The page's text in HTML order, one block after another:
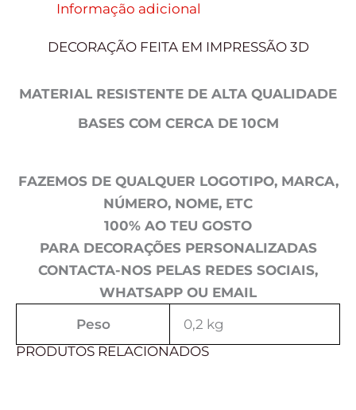
Informação adicional
DECORAÇÃO FEITA EM IMPRESSÃO 3D
MATERIAL RESISTENTE DE ALTA QUALIDADE
BASES COM CERCA DE 10CM
FAZEMOS DE QUALQUER LOGOTIPO, MARCA,
NÚMERO, NOME, ETC
100% AO TEU GOSTO
PARA DECORAÇÕES PERSONALIZADAS
CONTACTA-NOS PELAS REDES SOCIAIS,
WHATSAPP OU EMAIL
Peso
0,2 kg
PRODUTOS RELACIONADOS